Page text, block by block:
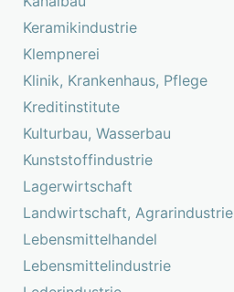
Keramikindustrie
Klempnerei
Klinik, Krankenhaus, Pflege
Kreditinstitute
Kulturbau, Wasserbau
Kunststoffindustrie
Lagerwirtschaft
Landwirtschaft, Agrarindustrie
Lebensmittelhandel
Lebensmittelindustrie